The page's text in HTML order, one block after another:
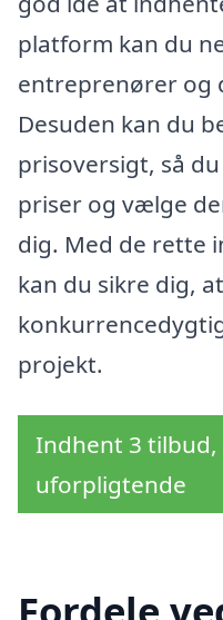
platform kan du
entreprenører og
Desuden kan du
prisoversigt, så
priser og vælge
dig. Med de rette
kan du sikre dig,
projekt.
Indhent 3 tilbud,
uforpligtende